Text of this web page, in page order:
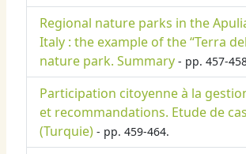
Regional nature parks in the
Italy : the example of the “Terra
nature park. Summary - pp. 457-
Participation citoyenne à la
et recommandations. Etude de
(Turquie) - pp. 459-464.